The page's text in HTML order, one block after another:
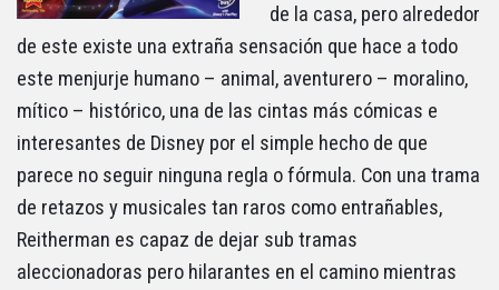
de la casa, pero alrededor
de este existe una extraña sensación que hace a todo
este menjurje humano – animal, aventurero – moralino,
mítico – histórico, una de las cintas más cómicas e
interesantes de Disney por el simple hecho de que
parece no seguir ninguna regla o fórmula. Con una trama
de retazos y musicales tan raros como entrañables,
Reitherman es capaz de dejar sub tramas
aleccionadoras pero hilarantes en el camino mientras